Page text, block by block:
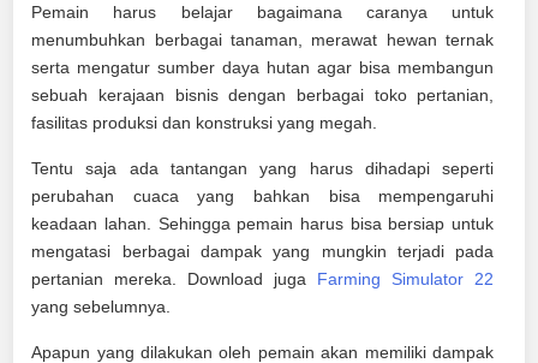
Pemain harus belajar bagaimana caranya untuk
menumbuhkan berbagai tanaman, merawat hewan ternak
serta mengatur sumber daya hutan agar bisa membangun
sebuah kerajaan bisnis dengan berbagai toko pertanian,
fasilitas produksi dan konstruksi yang megah.
Tentu saja ada tantangan yang harus dihadapi seperti
perubahan cuaca yang bahkan bisa mempengaruhi
keadaan lahan. Sehingga pemain harus bisa bersiap untuk
mengatasi berbagai dampak yang mungkin terjadi pada
pertanian mereka. Download juga Farming Simulator 22
yang sebelumnya.
Apapun yang dilakukan oleh pemain akan memiliki dampak